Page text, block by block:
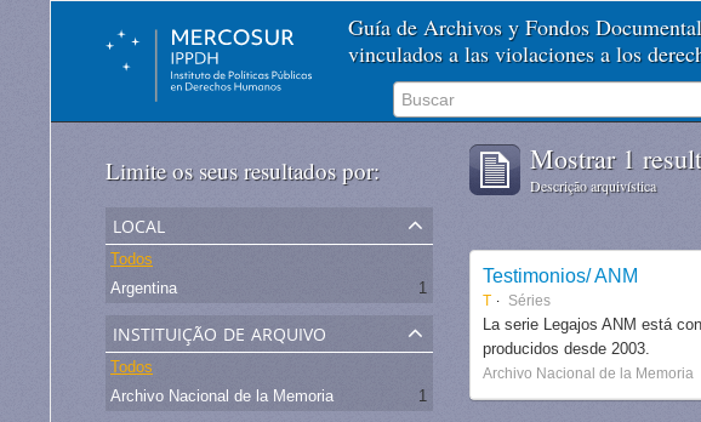
Guía de Archivos y Fondos
vinculados a las violaciones a los
Limite os seus resultados por:
local
Todos
Argentina
1
instituição de arquivo
Todos
Archivo Nacional de la Memoria
1
Mostrar 1
Descrição arquivística
Testimonios/ ANM
T Séries
La serie Legajos ANM está
producidos desde 2003.
Archivo Nacional de la Memoria